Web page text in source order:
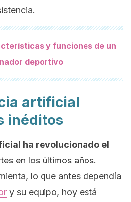
y funciones de un
deportivo
artificial
inéditos
ha revolucionado el
en los últimos años.
lo que antes dependía
y su equipo, hoy está